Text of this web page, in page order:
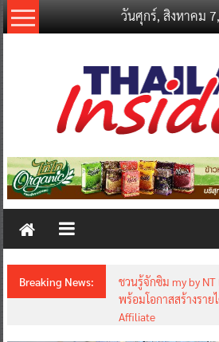
Skip
to
วันศุกร์, สิงหาคม
Thailand
New
Breaking News:
ชวนรู้จักซิม my by NT
พร้อมโอกาสสร้างราย
Affiliate